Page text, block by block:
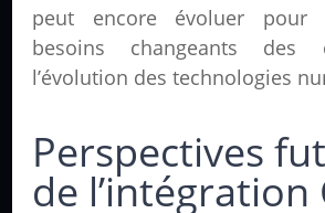
peut encore évoluer pour
besoins changeants
l’évolution des technologies
Perspectives
de l’intégration